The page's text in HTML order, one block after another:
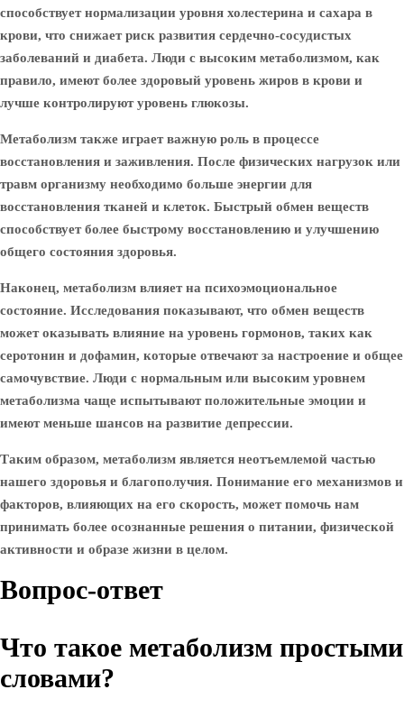
способствует нормализации уровня холестерина и сахара в
крови, что снижает риск развития сердечно-сосудистых
заболеваний и диабета. Люди с высоким метаболизмом, как
правило, имеют более здоровый уровень жиров в крови и
лучше контролируют уровень глюкозы.
Метаболизм также играет важную роль в процессе
восстановления и заживления. После физических нагрузок или
травм организму необходимо больше энергии для
восстановления тканей и клеток. Быстрый обмен веществ
способствует более быстрому восстановлению и улучшению
общего состояния здоровья.
Наконец, метаболизм влияет на психоэмоциональное
состояние. Исследования показывают, что обмен веществ
может оказывать влияние на уровень гормонов, таких как
серотонин и дофамин, которые отвечают за настроение и общее
самочувствие. Люди с нормальным или высоким уровнем
метаболизма чаще испытывают положительные эмоции и
имеют меньше шансов на развитие депрессии.
Таким образом, метаболизм является неотъемлемой частью
нашего здоровья и благополучия. Понимание его механизмов и
факторов, влияющих на его скорость, может помочь нам
принимать более осознанные решения о питании, физической
активности и образе жизни в целом.
Вопрос-ответ
Что такое метаболизм простыми
словами?